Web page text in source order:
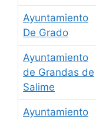
Ayuntamiento
De Grado
Ayuntamiento
de Grandas de
Salime
Ayuntamiento